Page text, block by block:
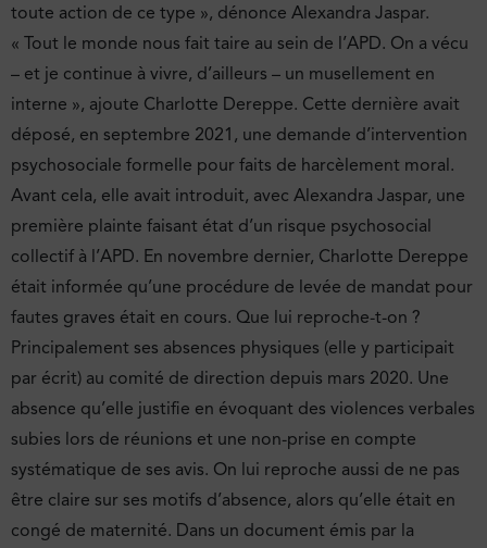
toute action de ce type », dénonce Alexandra Jaspar.
« Tout le monde nous fait taire au sein de l’APD. On a vécu
– et je continue à vivre, d’ailleurs – un musellement en
interne », ajoute Charlotte Dereppe. Cette dernière avait
déposé, en septembre 2021, une demande d’intervention
psychosociale formelle pour faits de harcèlement moral.
Avant cela, elle avait introduit, avec Alexandra Jaspar, une
première plainte faisant état d’un risque psychosocial
collectif à l’APD. En novembre dernier, Charlotte Dereppe
était informée qu’une procédure de levée de mandat pour
fautes graves était en cours. Que lui reproche-t-on ?
Principalement ses absences physiques (elle y participait
par écrit) au comité de direction depuis mars 2020. Une
absence qu’elle justifie en évoquant des violences verbales
subies lors de réunions et une non-prise en compte
systématique de ses avis. On lui reproche aussi de ne pas
être claire sur ses motifs d’absence, alors qu’elle était en
congé de maternité. Dans un document émis par la